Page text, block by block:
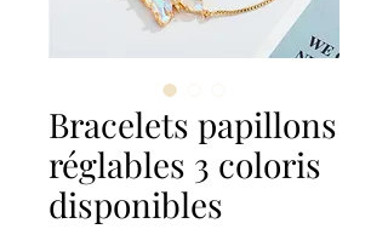
Bracelets papillons
réglables 3 coloris
disponibles